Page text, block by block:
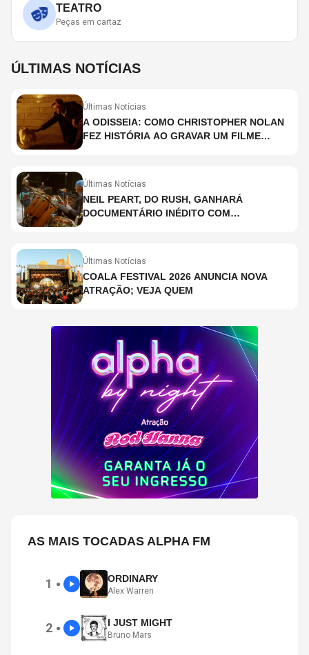
TEATRO
Peças em cartaz
ÚLTIMAS NOTÍCIAS
Últimas Notícias
A ODISSEIA: COMO CHRISTOPHER NOLAN
FEZ HISTÓRIA AO GRAVAR UM FILME
Últimas Notícias
NEIL PEART, DO RUSH, GANHARÁ
DOCUMENTÁRIO INÉDITO COM
Últimas Notícias
COALA FESTIVAL 2026 ANUNCIA NOVA
ATRAÇÃO; VEJA QUEM
AS MAIS TOCADAS ALPHA FM
1 ● ORDINARY
Alex Warren
2 ● I JUST MIGHT
Bruno Mars